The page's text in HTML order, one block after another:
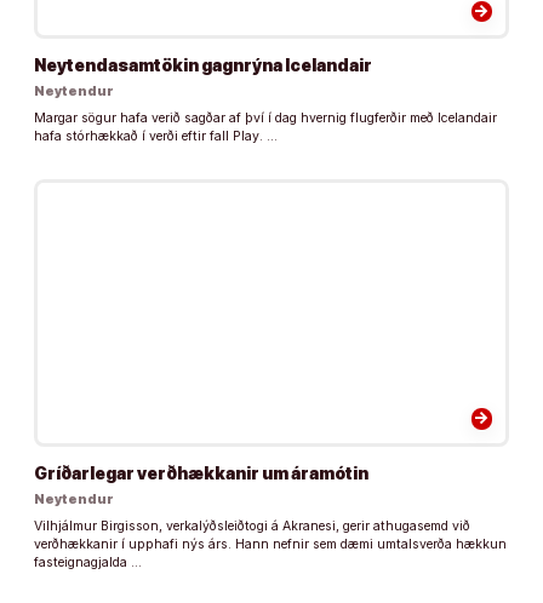
arrow_forward
Neytendasamtökin gagnrýna Icelandair
Neytendur
Margar sögur hafa verið sagðar af því í dag hvernig flugferðir með Icelandair
hafa stórhækkað í verði eftir fall Play. …
arrow_forward
Gríðarlegar verðhækkanir um áramótin
Neytendur
Vilhjálmur Birgisson, verkalýðsleiðtogi á Akranesi, gerir athugasemd við
verðhækkanir í upphafi nýs árs. Hann nefnir sem dæmi umtalsverða hækkun
fasteignagjalda …